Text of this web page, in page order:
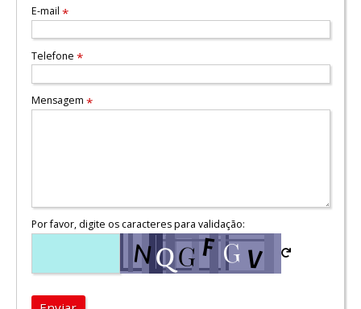
E-mail *
Telefone *
Mensagem *
Por favor, digite os caracteres para validação: